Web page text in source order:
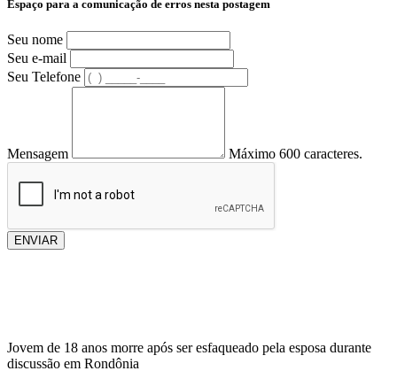
Espaço para a comunicação de erros nesta postagem
Seu nome
Seu e-mail
Seu Telefone
Mensagem Máximo 600 caracteres.
ENVIAR
Jovem de 18 anos morre após ser esfaqueado pela esposa durante
discussão em Rondônia